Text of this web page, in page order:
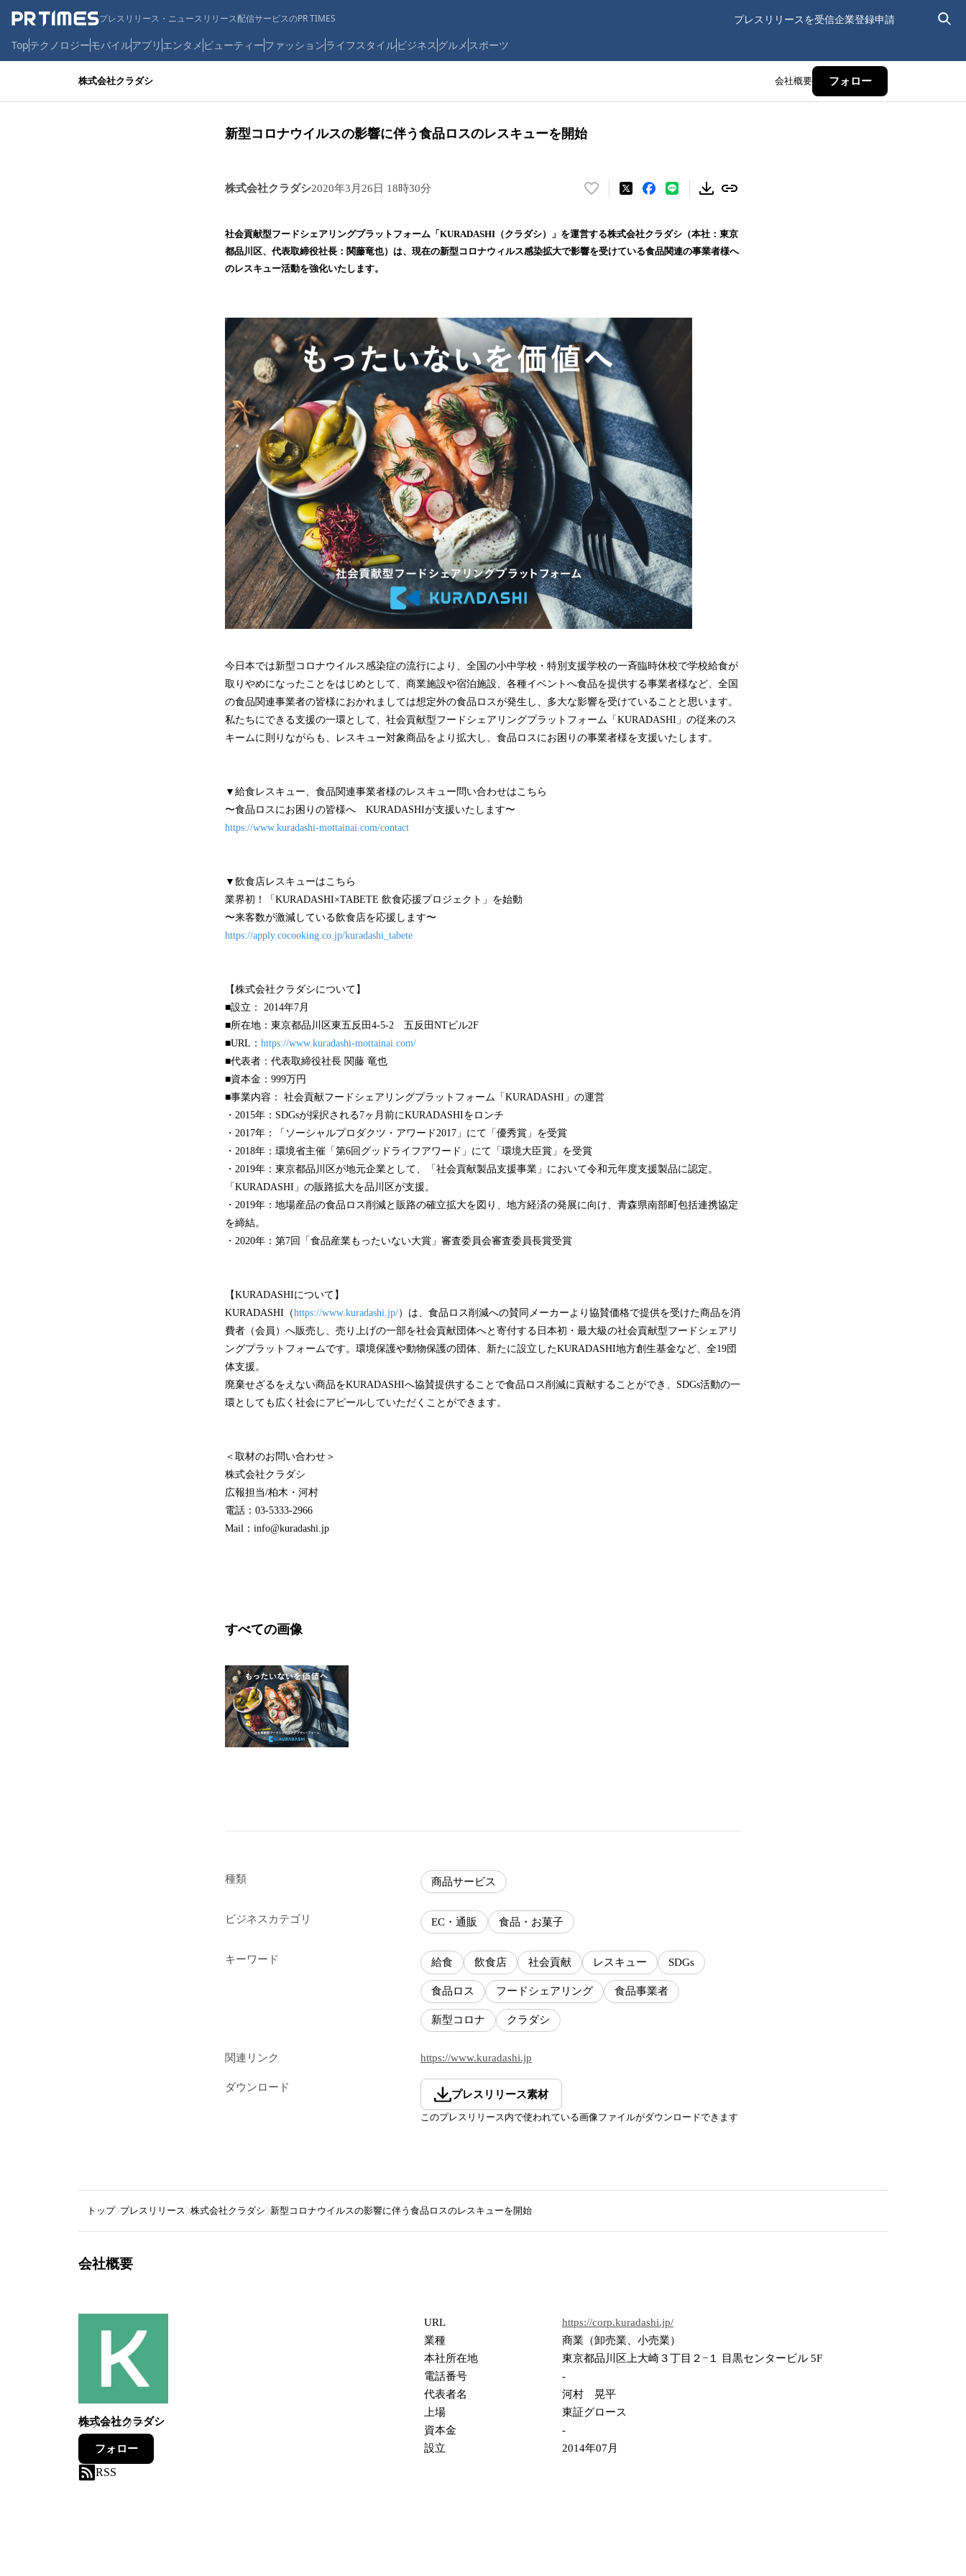
プレスリリース・ニュースリリース配信サービスのPR TIMES プレスリリースを受信企業登録申請
Topテクノロジーモバイルアプリ エンタメ ビューティーファッションライフスタイルビジネス グルメ スポーツ
株式会社クラダシ 会社概要 フォロー
新型コロナウイルスの影響に伴う食品ロスのレスキューを開始
株式会社クラダシ2020年3月26日 18時30分
い
！
数
込
み
中
で
す
社会貢献型フードシェアリングプラットフォーム「KURADASHI（クラダシ）」を運営する株式会社クラダシ（本社：東京
都品川区、代表取締役社長：関藤竜也）は、現在の新型コロナウィルス感染拡大で影響を受けている食品関連の事業者様へ
のレスキュー活動を強化いたします。
今日本では新型コロナウイルス感染症の流行により、全国の小中学校・特別支援学校の一斉臨時休校で学校給食が
取りやめになったことをはじめとして、商業施設や宿泊施設、各種イベントへ食品を提供する事業者様など、全国
の食品関連事業者の皆様におかれましては想定外の食品ロスが発生し、多大な影響を受けていることと思います。
私たちにできる支援の一環として、社会貢献型フードシェアリングプラットフォーム「KURADASHI」の従来のス
キームに則りながらも、レスキュー対象商品をより拡大し、食品ロスにお困りの事業者様を支援いたします。
▼給食レスキュー、食品関連事業者様のレスキュー問い合わせはこちら
〜食品ロスにお困りの皆様へ KURADASHIが支援いたします〜
https://www.kuradashi-mottainai.com/contact
▼飲食店レスキューはこちら
業界初！「KURADASHI×TABETE 飲食応援プロジェクト」を始動
〜来客数が激減している飲食店を応援します〜
https://apply.cocooking.co.jp/kuradashi_tabete
【株式会社クラダシについて】
■設立： 2014年7月
■所在地：東京都品川区東五反田4-5-2 五反田NTビル2F
■URL： https://www.kuradashi-mottainai.com/
■代表者：代表取締役社長 関藤 竜也
■資本金：999万円
■事業内容： 社会貢献フードシェアリングプラットフォーム「KURADASHI」の運営
・2015年：SDGsが採択される7ヶ月前にKURADASHIをロンチ
・2017年：「ソーシャルプロダクツ・アワード2017」にて「優秀賞」を受賞
・2018年：環境省主催「第6回グッドライフアワード」にて「環境大臣賞」を受賞
・2019年：東京都品川区が地元企業として、「社会貢献製品支援事業」において令和元年度支援製品に認定。
「KURADASHI」の販路拡大を品川区が支援。
・2019年：地場産品の食品ロス削減と販路の確立拡大を図り、地方経済の発展に向け、青森県南部町包括連携協定
を締結。
・2020年：第7回「食品産業もったいない大賞」審査委員会審査委員長賞受賞
【KURADASHIについて】
KURADASHI（https://www.kuradashi.jp/）は、食品ロス削減への賛同メーカーより協賛価格で提供を受けた商品を消
費者（会員）へ販売し、売り上げの一部を社会貢献団体へと寄付する日本初・最大級の社会貢献型フードシェアリ
ングプラットフォームです。環境保護や動物保護の団体、新たに設立したKURADASHI地方創生基金など、全19団
体支援。
廃棄せざるをえない商品をKURADASHIへ協賛提供することで食品ロス削減に貢献することができ、SDGs活動の一
環としても広く社会にアピールしていただくことができます。
＜取材のお問い合わせ＞
株式会社クラダシ
広報担当/柏木・河村
電話：03-5333-2966
Mail：info@kuradashi.jp
すべての画像
種類 商品サービス
ビジネスカテゴリ EC・通販 食品・お菓子
キーワード 給食 飲食店 社会貢献 レスキュー SDGs
食品ロス フードシェアリング 食品事業者
新型コロナ クラダシ
関連リンク https://www.kuradashi.jp
ダウンロード
プレスリリース素材
このプレスリリース内で使われている画像ファイルがダウンロードできます
トップ プレスリリース 株式会社クラダシ 新型コロナウイルスの影響に伴う食品ロスのレスキューを開始
会社概要
株式会社クラダシ
72フォロワー
フォロー
RSS
URL
https://corp.kuradashi.jp/
業種
商業（卸売業、小売業）
本社所在地
東京都品川区上大崎３丁目２−１ 目黒センタービル 5F
電話番号
-
代表者名
河村 晃平
上場
東証グロース
資本金
-
設立
2014年07月